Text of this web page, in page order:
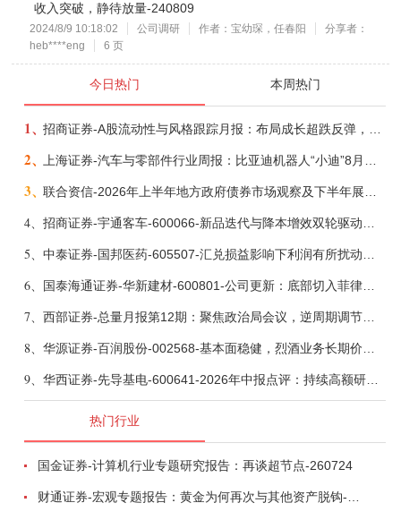
收入突破，静待放量-240809
2024/8/9 10:18:02 公司调研 作者：宝幼琛，任春阳
分享者：
heb****eng
6 页
今日热门 本周热门
1、
2、
3、
4、
5、
6、 国泰海通证券-华新建材-600801-公司更新：底部切入菲律宾市场，出海进程加快-260805
7、 西部证券-总量月报第12期：聚焦政治局会议，逆周期调节加力，增量政策可期-260806
8、
9、 华西证券-先导基电-600641-2026年中报点评：持续高额研发投入，离子注入机、半导体材料加速突破-260802
热门行业
国金证券-计算机行业专题研究报告：再谈超节点-260724